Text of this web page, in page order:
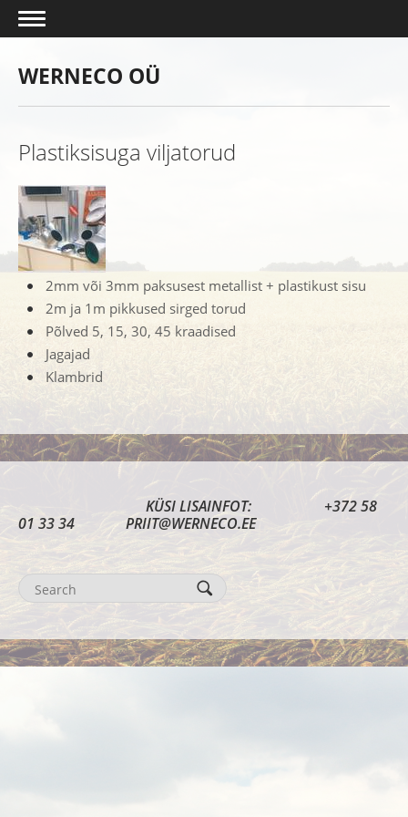
WERNECO OÜ
Plastiksisuga viljatorud
2mm või 3mm paksusest metallist + plastikust sisu
2m ja 1m pikkused sirged torud
Põlved 5, 15, 30, 45 kraadised
Jagajad
Klambrid
KÜSI LISAINFOT: +372 58
01 33 34 PRIIT@WERNECO.EE